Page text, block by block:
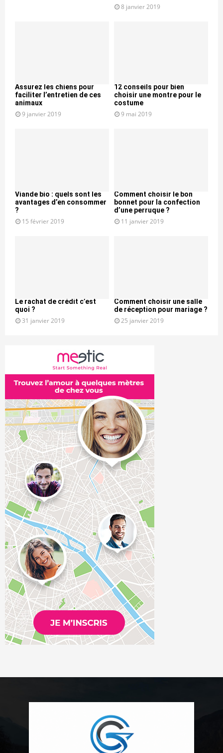
8 janvier 2019
Assurez les chiens pour
faciliter l’entretien de ces
animaux
9 janvier 2019
12 conseils pour bien
choisir une montre pour le
costume
9 mai 2019
Viande bio : quels sont les
avantages d’en consommer
?
15 février 2019
Comment choisir le bon
bonnet pour la confection
d’une perruque ?
11 janvier 2019
Le rachat de crédit c’est
quoi ?
31 janvier 2019
Comment choisir une salle
de réception pour mariage ?
25 janvier 2019